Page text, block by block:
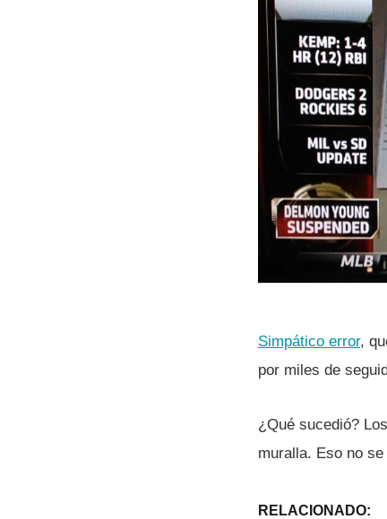
Simpático error,
por miles de
¿Qué sucedió?
muralla. Eso no se
RELACIONADO: